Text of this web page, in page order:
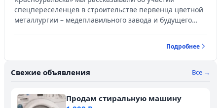
спецпереселенцев в строительстве первенца цветной
металлургии – медеплавильного завода и будущего
«неблагонадежных». Среди них оказались и советские
петровских времен. Трудились они на совесть. А по-
такой красноуральской семье…
Подробнее
Свежие объявления Все →
Продам стиральную машину